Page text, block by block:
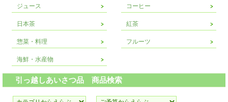
ジュース
日本茶
惣菜・料理
海鮮・水産物
コーヒー
紅茶
フルーツ
引っ越しあいさつ品 商品検索